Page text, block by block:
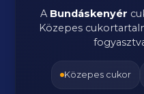
A Bundáskenyér
Közepes
Közepes cukor